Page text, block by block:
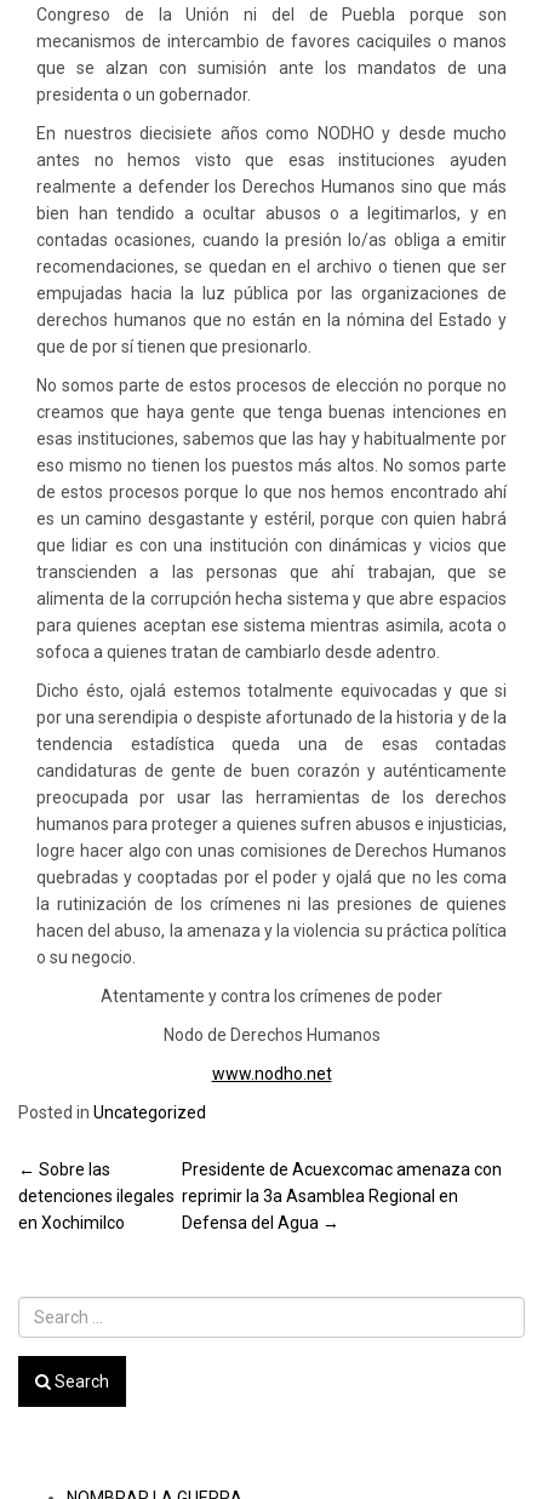
Congreso de la Unión ni del de Puebla porque son
mecanismos de intercambio de favores caciquiles o manos
que se alzan con sumisión ante los mandatos de una
presidenta o un gobernador.
En nuestros diecisiete años como NODHO y desde mucho
antes no hemos visto que esas instituciones ayuden
realmente a defender los Derechos Humanos sino que más
bien han tendido a ocultar abusos o a legitimarlos, y en
contadas ocasiones, cuando la presión lo/as obliga a emitir
recomendaciones, se quedan en el archivo o tienen que ser
empujadas hacia la luz pública por las organizaciones de
derechos humanos que no están en la nómina del Estado y
que de por sí tienen que presionarlo.
No somos parte de estos procesos de elección no porque no
creamos que haya gente que tenga buenas intenciones en
esas instituciones, sabemos que las hay y habitualmente por
eso mismo no tienen los puestos más altos. No somos parte
de estos procesos porque lo que nos hemos encontrado ahí
es un camino desgastante y estéril, porque con quien habrá
que lidiar es con una institución con dinámicas y vicios que
transcienden a las personas que ahí trabajan, que se
alimenta de la corrupción hecha sistema y que abre espacios
para quienes aceptan ese sistema mientras asimila, acota o
sofoca a quienes tratan de cambiarlo desde adentro.
Dicho ésto, ojalá estemos totalmente equivocadas y que si
por una serendipia o despiste afortunado de la historia y de la
tendencia estadística queda una de esas contadas
candidaturas de gente de buen corazón y auténticamente
preocupada por usar las herramientas de los derechos
humanos para proteger a quienes sufren abusos e injusticias,
logre hacer algo con unas comisiones de Derechos Humanos
quebradas y cooptadas por el poder y ojalá que no les coma
la rutinización de los crímenes ni las presiones de quienes
hacen del abuso, la amenaza y la violencia su práctica política
o su negocio.
Atentamente y contra los crímenes de poder
Nodo de Derechos Humanos
www.nodho.net
Posted in Uncategorized
Post
navigation
← Sobre las
detenciones ilegales
en Xochimilco
Presidente de Acuexcomac amenaza con
reprimir la 3a Asamblea Regional en
Defensa del Agua →
Search